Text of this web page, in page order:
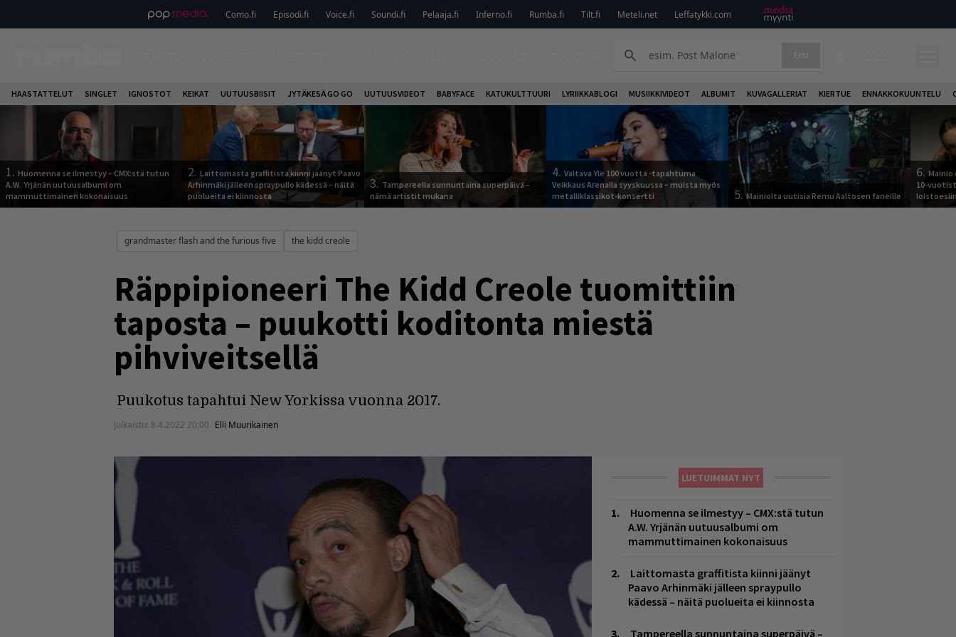
Como.fi Episodi.fi Voice.fi Soundi.fi Pelaaja.fi Inferno.fi Rumba.fi Tilt.fi Meteli.net Leffatykki.com
HAASTATTELUT SINGLET IGNOSTOT KEIKAT UUTUUSBIISIT JYTÄKESÄ GO GO UUTUUSVIDEOT BABYFACE KATUKULTTUURI LYRIIKKABLOGI MUSIIKKIVIDEOT ALBUMIT KUVAGALLERIAT KIERTUE ENNAKKOKUUNTELU
1. Huomenna se ilmestyy – CMX:stä tutun
A.W. Yrjänän uutuusalbumi om
mammuttimainen kokonaisuus
2. Laittomasta graffitista kiinni jäänyt Paavo
Arhinmäki jälleen spraypullo kädessä – näitä
puolueita ei kiinnosta
3. Tampereella sunnuntaina superpäivä –
nämä artistit mukana
4. Valtava Yle 100 vuotta -tapahtuma
Veikkaus Arenalla syyskuussa – muista myös
metalliklassikot-konsertti
5.Mainioita uutisia Remu Aaltosen faneille
6.
10-
grandmaster flash and the furious five the kidd creole
Räppipioneeri The Kidd Creole tuomittiin
taposta – puukotti koditonta miestä
pihviveitsellä
Puukotus tapahtui New Yorkissa vuonna 2017.
Julkaistu: 8.4.2022 20:00 Elli Muurikainen
LUETUIMMAT NYT
Huomenna se ilmestyy – CMX:stä tutun
A.W. Yrjänän uutuusalbumi om
mammuttimainen kokonaisuus
Laittomasta graffitista kiinni jäänyt
Paavo Arhinmäki jälleen spraypullo
kädessä – näitä puolueita ei kiinnosta
Tampereella sunnuntaina superpäivä –